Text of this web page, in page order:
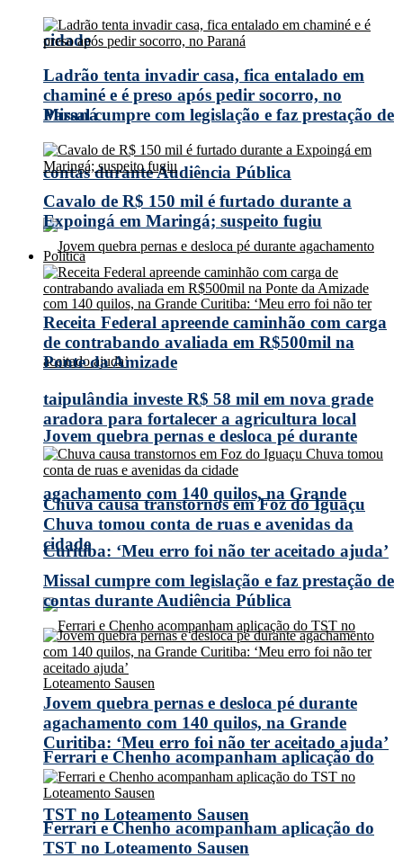
cidade
Missal cumpre com legislação e faz prestação de
contas durante Audiência Pública
Jovem quebra pernas e desloca pé durante
agachamento com 140 quilos, na Grande
Curitiba: ‘Meu erro foi não ter aceitado ajuda’
Ferrari e Chenho acompanham aplicação do
TST no Loteamento Sausen
Ladrão tenta invadir casa, fica entalado em
chaminé e é preso após pedir socorro, no
Paraná
Cavalo de R$ 150 mil é furtado durante a
Expoingá em Maringá; suspeito fugiu
Política
Receita Federal apreende caminhão com carga
de contrabando avaliada em R$500mil na
Ponte da Amizade
taipulândia investe R$ 58 mil em nova grade
aradora para fortalecer a agricultura local
Chuva causa transtornos em Foz do Iguaçu
Chuva tomou conta de ruas e avenidas da
cidade
Missal cumpre com legislação e faz prestação de
contas durante Audiência Pública
Jovem quebra pernas e desloca pé durante
agachamento com 140 quilos, na Grande
Curitiba: ‘Meu erro foi não ter aceitado ajuda’
Ferrari e Chenho acompanham aplicação do
TST no Loteamento Sausen